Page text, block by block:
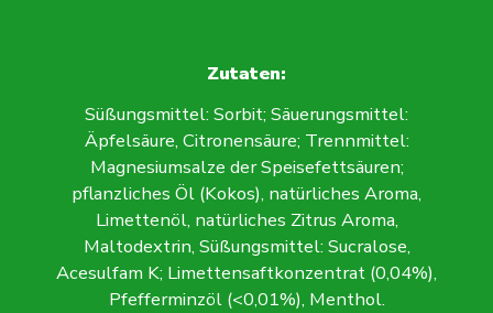
Zutaten:
Süßungsmittel: Sorbit; Säuerungsmittel:
Äpfelsäure, Citronensäure; Trennmittel:
Magnesiumsalze der Speisefettsäuren;
pflanzliches Öl (Kokos), natürliches Aroma,
Limettenöl, natürliches Zitrus Aroma,
Maltodextrin, Süßungsmittel: Sucralose,
Acesulfam K; Limettensaftkonzentrat (0,04%),
Pfefferminzöl (<0,01%), Menthol.